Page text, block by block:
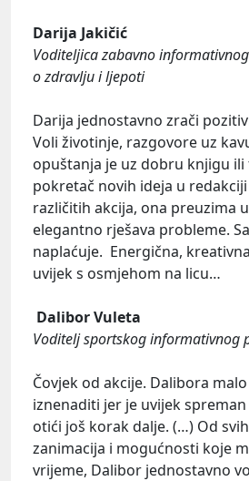
Darija Jakičić
Voditeljica zabavno
o zdravlju i ljepoti
Darija jednostavno zrači
Voli životinje, razgovore uz
opuštanja je uz dobru knjigu ili
pokretač novih ideja u
različitih akcija, ona preuzima
elegantno rješava probleme.
naplaćuje. Energična,
uvijek s osmjehom na licu…
Dalibor Vuleta
Voditelj sportskog informativnog
Čovjek od akcije. Dalibora
iznenaditi jer je uvijek
otići još korak dalje. (…) Od
zanimacija i mogućnosti koje
vrijeme, Dalibor jednostavno